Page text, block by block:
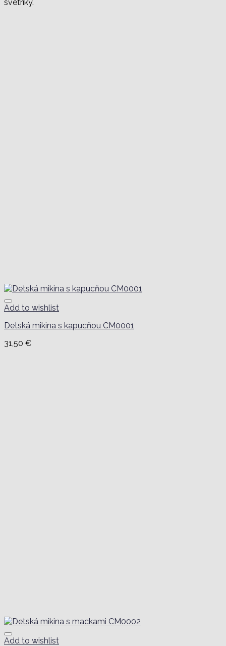
svetríky.
Add to wishlist
Detská mikina s kapucňou CM0001
31,50 €
Add to wishlist